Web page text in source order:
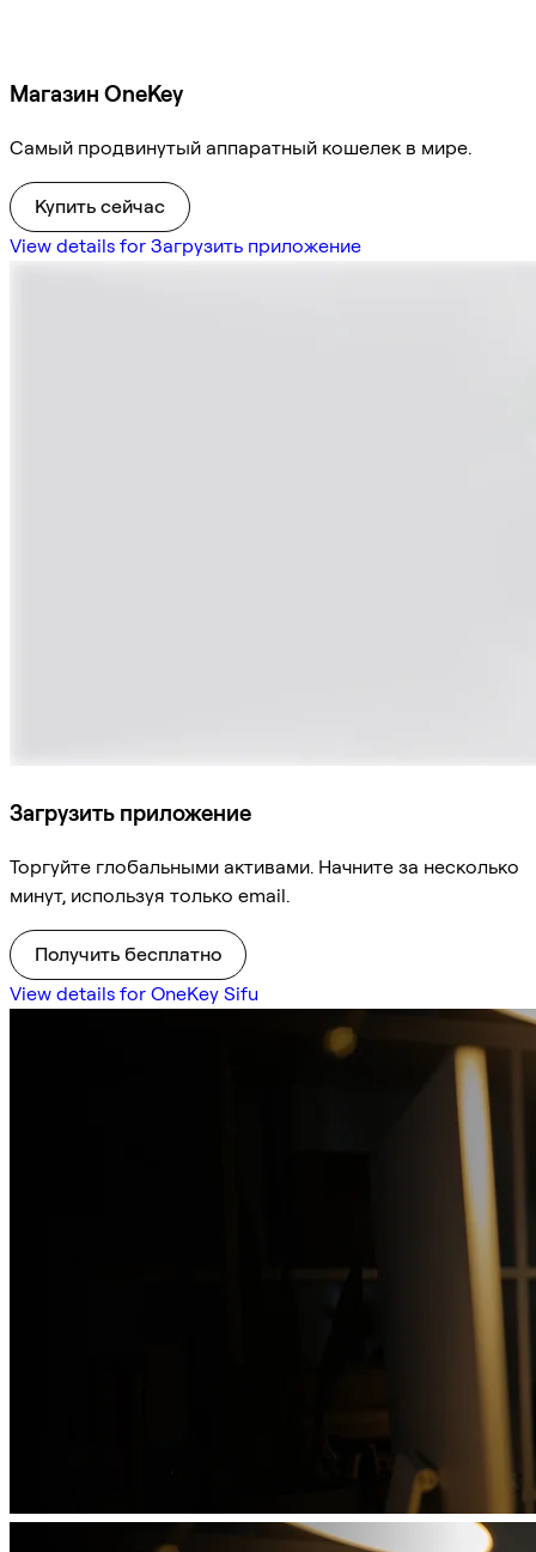
Магазин OneKey
Самый продвинутый аппаратный кошелек в мире.
Купить сейчас
View details for Загрузить приложение
Загрузить приложение
Торгуйте глобальными активами. Начните за несколько
минут, используя только email.
Получить бесплатно
View details for OneKey Sifu